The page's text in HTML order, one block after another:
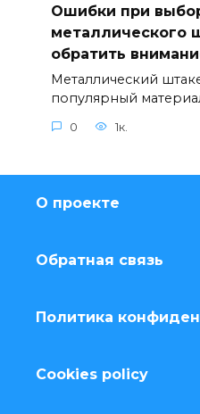
Ошибки при
металлического
обратить
Металлический
популярный
0 1к.
О проекте
Обратная связь
Политика
Cookies policy